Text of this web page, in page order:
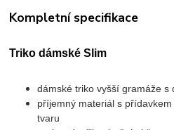
Kompletní specifikace
Triko dámské Slim
dámské triko vyšší gramáže s
příjemný materiál s
tvaru